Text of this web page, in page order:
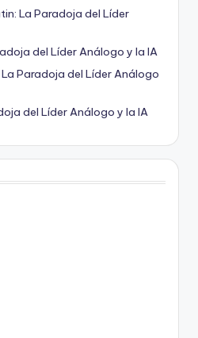
La Paradoja del Líder
del Líder Análogo y la IA
La Paradoja del Líder Análogo
del Líder Análogo y la IA